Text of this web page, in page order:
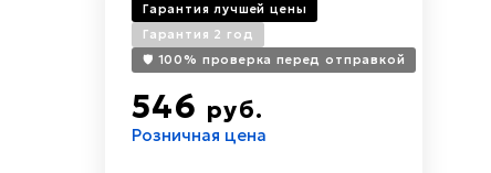
Гарантия лучшей цены
Гарантия 2 год
🛡️ 100% проверка перед отправкой
546 руб.
Розничная цена